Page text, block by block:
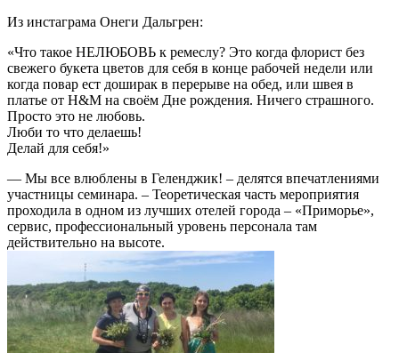
Из инстаграма Онеги Дальгрен:
«Что такое НЕЛЮБОВЬ к ремеслу? Это когда флорист без
свежего букета цветов для себя в конце рабочей недели или
когда повар ест доширак в перерыве на обед, или швея в
платье от H&M на своём Дне рождения. Ничего страшного.
Просто это не любовь.
Люби то что делаешь!
Делай для себя!»
— Мы все влюблены в Геленджик! – делятся впечатлениями
участницы семинара. – Теоретическая часть мероприятия
проходила в одном из лучших отелей города – «Приморье»,
сервис, профессиональный уровень персонала там
действительно на высоте.